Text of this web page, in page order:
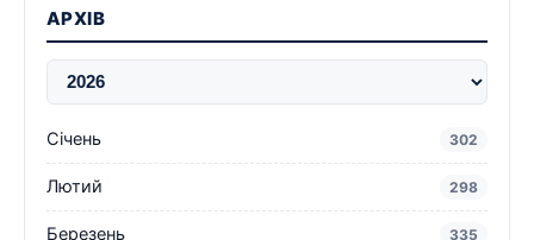
АРХІВ
Січень 302
Лютий 298
Березень 335